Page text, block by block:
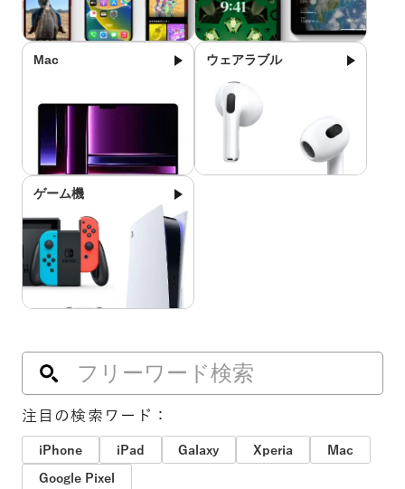
Mac ウェアラブル
ゲーム機
注目の検索ワード：
iPhone iPad Galaxy Xperia
Mac
Google Pixel